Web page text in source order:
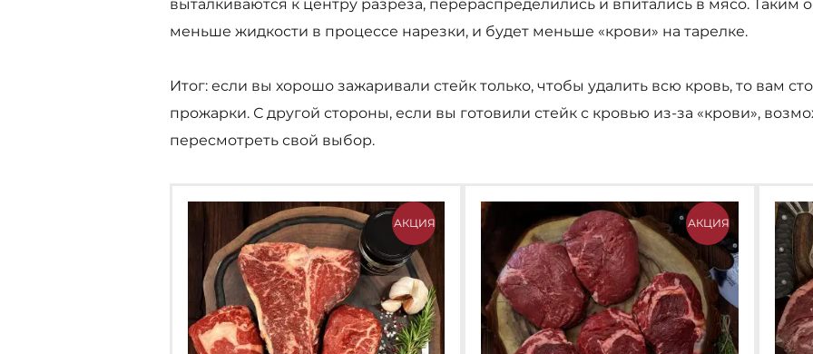
выталкиваются к центру разреза, перераспределились и впитались в мясо. Таким
меньше жидкости в процессе нарезки, и будет меньше «крови» на тарелке.
Итог: если вы хорошо зажаривали стейк только, чтобы удалить всю кровь, то вам
прожарки. С другой стороны, если вы готовили стейк с кровью из-за «крови»,
пересмотреть свой выбор.
АКЦИЯ АКЦИЯ